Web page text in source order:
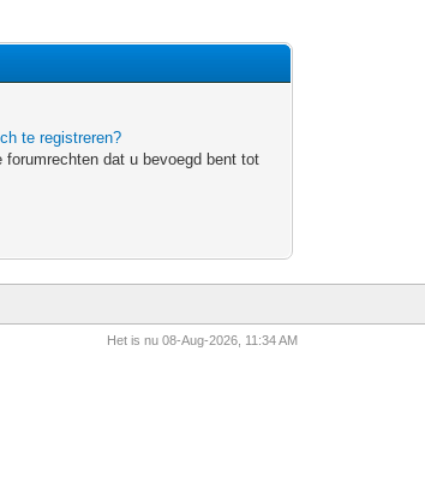
te registreren?
dat u bevoegd bent tot
Het is nu 08-Aug-2026, 11:34 AM